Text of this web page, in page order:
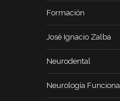
Formación
José Ignacio Zalba
Neurodental
Neurología Funcional